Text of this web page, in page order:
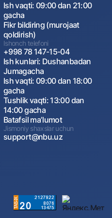
Ish vaqti: 09:00 dan 21:00
gacha
Fikr bildiring (murojaat
qoldirish)
Ishonch telefoni
+998 78 147-15-04
Ish kunlari: Dushanbadan
Jumagacha
Ish vaqti: 09:00 dan 18:00
gacha
Tushlik vaqti: 13:00 dan
14:00 gacha
Batafsil maʼlumot
Jismoniy shaxslar uchun
support@nbu.uz